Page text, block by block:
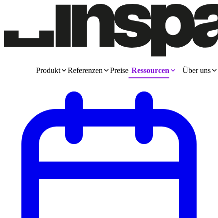
Produkt Referenzen Preise Ressourcen Über uns